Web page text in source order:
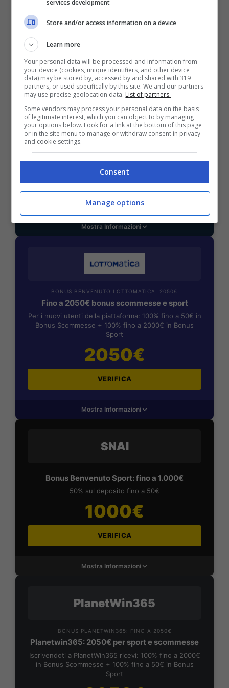
VERIFICA
BONUS BENVENUTO GOLDBET: 2.050€
Fino a 2050€ sport e casino
Per i nuovi registrati: 100% fino a 2.000€ in Bonus
Scommesse + 50% del primo deposito fino a 50€
2050€
Mostra Informazioni
BONUS BENVENUTO LOTTOMATICA: 2050€
Fino a 2050€ bonus scommesse e sport
Per i nuovi utenti della piattaforma: 100% fino a 50€ in
Bonus Scommesse + 100% fino a 2000€ in Bonus
Sport
2050€
VERIFICA
Mostra Informazioni
SNAI
Bonus Benvenuto Sport: fino a 1.000€
50% sul deposito fino a 50€
1000€
VERIFICA
Mostra Informazioni
PlanetWin365
BONUS PLANETWIN365: FINO A 2050€
Planetwin365: 2050€ per sport e scommesse
Iscrivendoti a PlanetWin365 ricevi: 100% fino a 2000€
in Bonus Scommesse + 100% fino a 50€ in Bonus
Sport
services development
Store and/or access information on a device
Learn more
Your personal data will be processed and information from
your device (cookies, unique identifiers, and other device
data) may be stored by, accessed by and shared with 319
partners, or used specifically by this site. We and our partners
may use precise geolocation data. List of partners.
Some vendors may process your personal data on the basis
of legitimate interest, which you can object to by managing
your options below. Look for a link at the bottom of this page
or in the site menu to manage or withdraw consent in privacy
and cookie settings.
Consent
Manage options